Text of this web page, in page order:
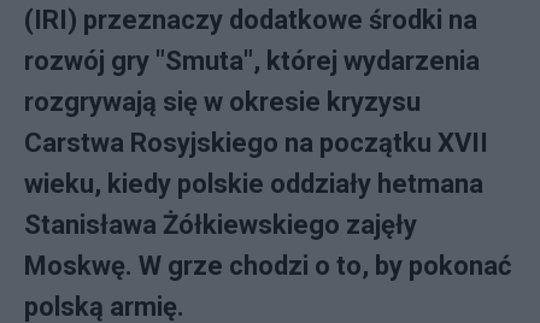
(IRI) przeznaczy dodatkowe środki na
rozwój gry "Smuta", której wydarzenia
rozgrywają się w okresie kryzysu
Carstwa Rosyjskiego na początku XVII
wieku, kiedy polskie oddziały hetmana
Stanisława Żółkiewskiego zajęły
Moskwę. W grze chodzi o to, by pokonać
polską armię.